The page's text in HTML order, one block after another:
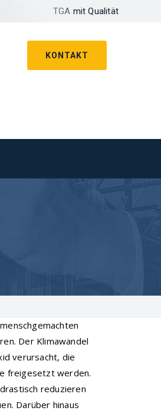
TGA mit Qualität
KONTAKT
Der Klimawandel
verursacht, die
freigesetzt werden.
reduzieren
Darüber hinaus